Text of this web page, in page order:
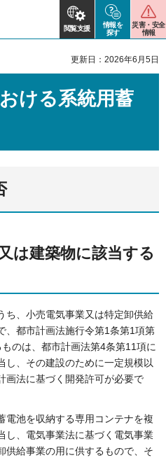
閲覧支援
情報を
探す
災害・安全
情報
更新日：2026年6月5日
ける系統用蓄
は建築物に該当する
ち、小売電気事業又は特定卸供給
、都市計画法施行令第1条第1項第
のは、都市計画法第4条第11項に
し、その建設のために一定規模以
画法に基づく開発許可が必要で
電池を収納する専用コンテナを複
し、電気事業法に基づく電気事業
供給事業の用に供するもので、そ